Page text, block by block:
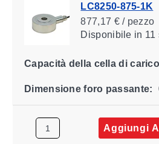
LC8250-875-1K
877,17 € / pezzo
Disponibile in 11
Capacità della cella di
Dimensione foro passante:
Aggiungi